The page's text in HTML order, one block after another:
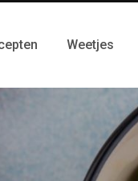
Weetjes